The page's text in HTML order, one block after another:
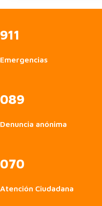
911
Emergencias
089
Denuncia anónima
070
Atención Ciudadana